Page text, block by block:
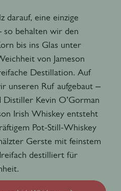
darauf, eine einzige
so behalten wir den
bis ins Glas unter
von Jameson
Destillation. Auf
unseren Ruf aufgebaut –
Distiller Kevin O’Gorman
Irish Whiskey entsteht
Pot-Still-Whiskey
Gerste mit feinstem
destilliert für